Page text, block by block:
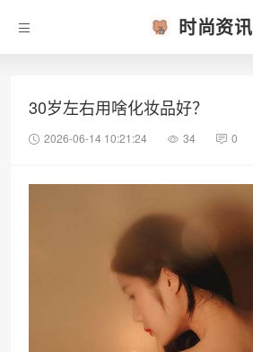
时尚资讯
30岁左右用啥化妆品好？
2026-06-14 10:21:24 34 0